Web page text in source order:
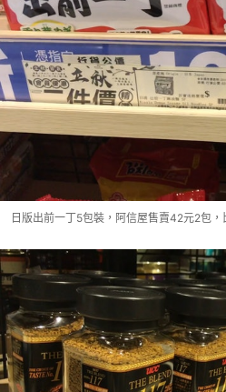
日版出前一丁5包裝，阿信屋售賣42元2包，